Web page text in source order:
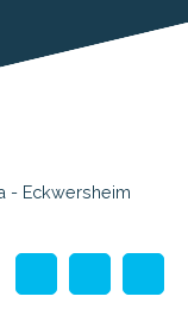
- Eckwersheim